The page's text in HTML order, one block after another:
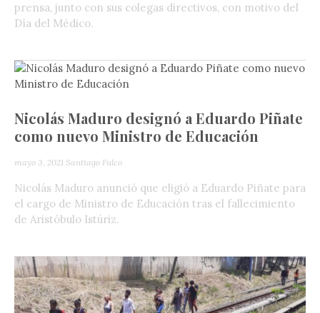
prensa, junto con sus colegas directivos, con motivo del
Día del Médico.
Nicolás Maduro designó a Eduardo Piñate
como nuevo Ministro de Educación
mayo 3, 2021 Santiago Fulco
Nicolás Maduro anunció que eligió a Eduardo Piñate para
el cargo de Ministro de Educación tras el fallecimiento
de Aristóbulo Istúriz.